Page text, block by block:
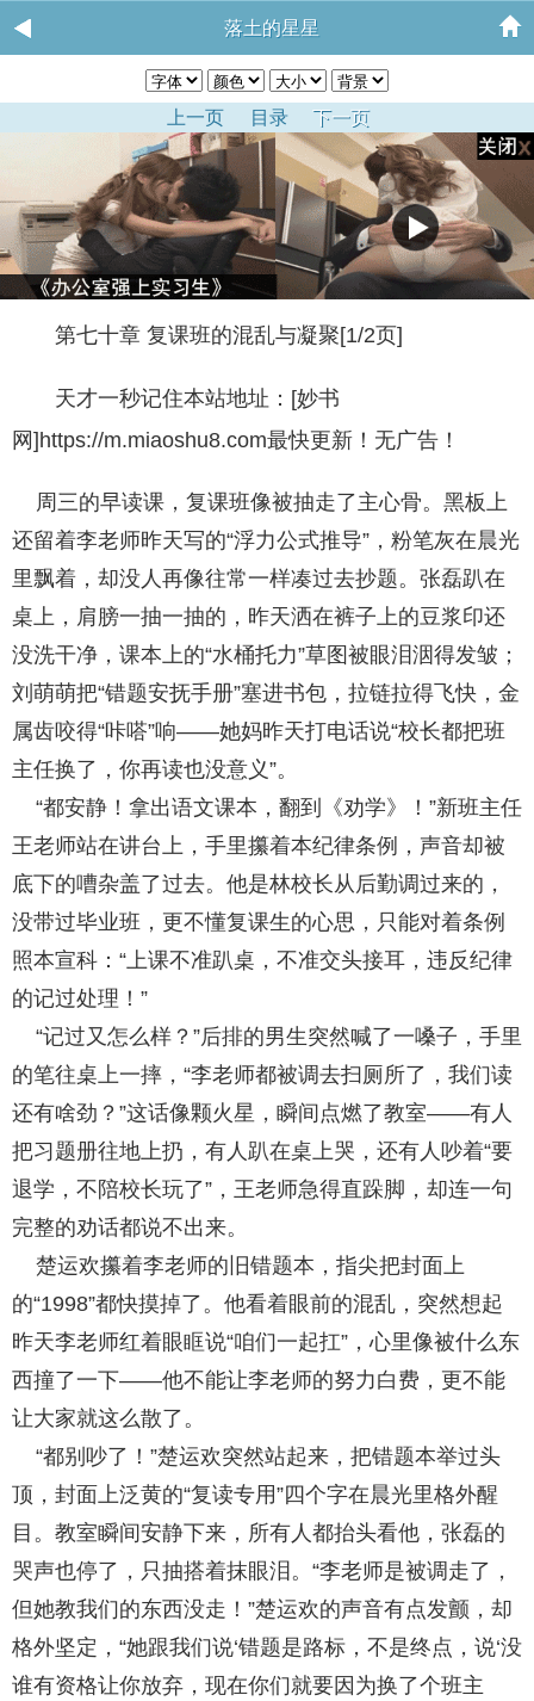
落土的星星
上一页 目录 下一页
第七十章 复课班的混乱与凝聚[1/2页]
天才一秒记住本站地址：[妙书
网]https://m.miaoshu8.com最快更新！无广告！
周三的早读课，复课班像被抽走了主心骨。黑板上
还留着李老师昨天写的“浮力公式推导”，粉笔灰在晨光
里飘着，却没人再像往常一样凑过去抄题。张磊趴在
桌上，肩膀一抽一抽的，昨天洒在裤子上的豆浆印还
没洗干净，课本上的“水桶托力”草图被眼泪洇得发皱；
刘萌萌把“错题安抚手册”塞进书包，拉链拉得飞快，金
属齿咬得“咔嗒”响——她妈昨天打电话说“校长都把班
主任换了，你再读也没意义”。
“都安静！拿出语文课本，翻到《劝学》！”新班主任
王老师站在讲台上，手里攥着本纪律条例，声音却被
底下的嘈杂盖了过去。他是林校长从后勤调过来的，
没带过毕业班，更不懂复课生的心思，只能对着条例
照本宣科：“上课不准趴桌，不准交头接耳，违反纪律
的记过处理！”
“记过又怎么样？”后排的男生突然喊了一嗓子，手里
的笔往桌上一摔，“李老师都被调去扫厕所了，我们读
还有啥劲？”这话像颗火星，瞬间点燃了教室——有人
把习题册往地上扔，有人趴在桌上哭，还有人吵着“要
退学，不陪校长玩了”，王老师急得直跺脚，却连一句
完整的劝话都说不出来。
楚运欢攥着李老师的旧错题本，指尖把封面上
的“1998”都快摸掉了。他看着眼前的混乱，突然想起
昨天李老师红着眼眶说“咱们一起扛”，心里像被什么东
西撞了一下——他不能让李老师的努力白费，更不能
让大家就这么散了。
“都别吵了！”楚运欢突然站起来，把错题本举过头
顶，封面上泛黄的“复读专用”四个字在晨光里格外醒
目。教室瞬间安静下来，所有人都抬头看他，张磊的
哭声也停了，只抽搭着抹眼泪。“李老师是被调走了，
但她教我们的东西没走！”楚运欢的声音有点发颤，却
格外坚定，“她跟我们说‘错题是路标，不是终点，说‘没
谁有资格让你放弃，现在你们就要因为换了个班主